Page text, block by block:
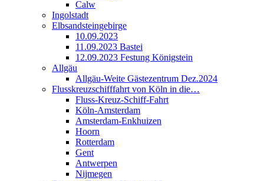
Calw
Ingolstadt
Elbsandsteingebirge
10.09.2023
11.09.2023 Bastei
12.09.2023 Festung Königstein
Allgäu
Allgäu-Weite Gästezentrum Dez.2024
Flusskreuzschifffahrt von Köln in die…
Fluss-Kreuz-Schiff-Fahrt
Köln-Amsterdam
Amsterdam-Enkhuizen
Hoorn
Rotterdam
Gent
Antwerpen
Nijmegen